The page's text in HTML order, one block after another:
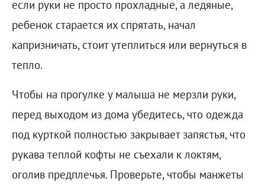
если руки не просто прохладные, а ледяные,
ребенок старается их спрятать, начал
капризничать, стоит утеплиться или вернуться в
тепло.
Чтобы на прогулке у малыша не мерзли руки,
перед выходом из дома убедитесь, что одежда
под курткой полностью закрывает запястья, что
рукава теплой кофты не съехали к локтям,
оголив предплечья. Проверьте, чтобы манжеты